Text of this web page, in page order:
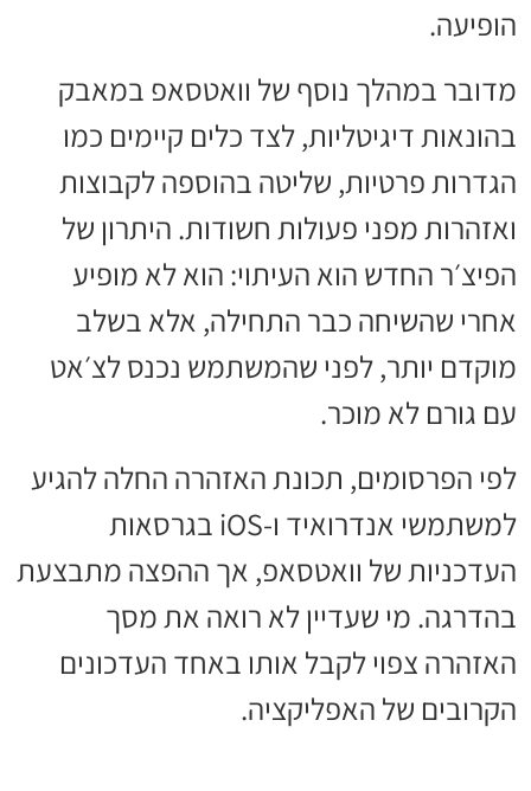
הופיעה.
מדובר במהלך נוסף של וואטסאפ במאבק
בהונאות דיגיטליות, לצד כלים קיימים כמו
הגדרות פרטיות, שליטה בהוספה לקבוצות
ואזהרות מפני פעולות חשודות. היתרון של
הפיצ׳ר החדש הוא העיתוי: הוא לא מופיע
אחרי שהשיחה כבר התחילה, אלא בשלב
מוקדם יותר, לפני שהמשתמש נכנס לצ׳אט
עם גורם לא מוכר.
לפי הפרסומים, תכונת האזהרה החלה להגיע
למשתמשי אנדרואיד ו-iOS בגרסאות
העדכניות של וואטסאפ, אך ההפצה מתבצעת
בהדרגה. מי שעדיין לא רואה את מסך
האזהרה צפוי לקבל אותו באחד העדכונים
הקרובים של האפליקציה.